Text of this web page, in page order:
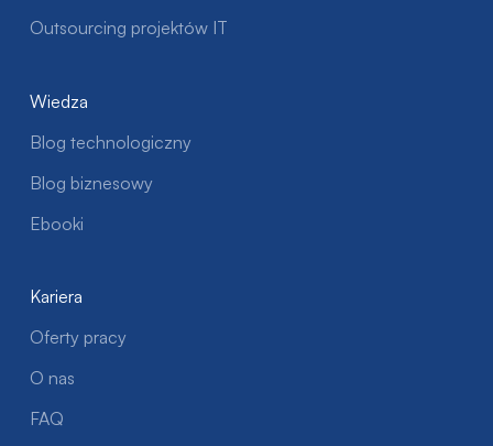
Outsourcing projektów IT
Wiedza
Blog technologiczny
Blog biznesowy
Ebooki
Kariera
Oferty pracy
O nas
FAQ